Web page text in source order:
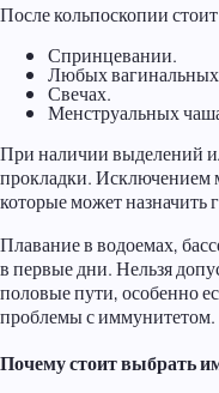
После кольпоскопии
Спринцевании.
Любых вагинальных
Свечах.
Менструальных
При наличии выделений
прокладки. Исключением
которые может назначить
Плавание в водоемах,
в первые дни. Нельзя
половые пути, особенно
проблемы с иммунитетом.
Почему стоит выбрать